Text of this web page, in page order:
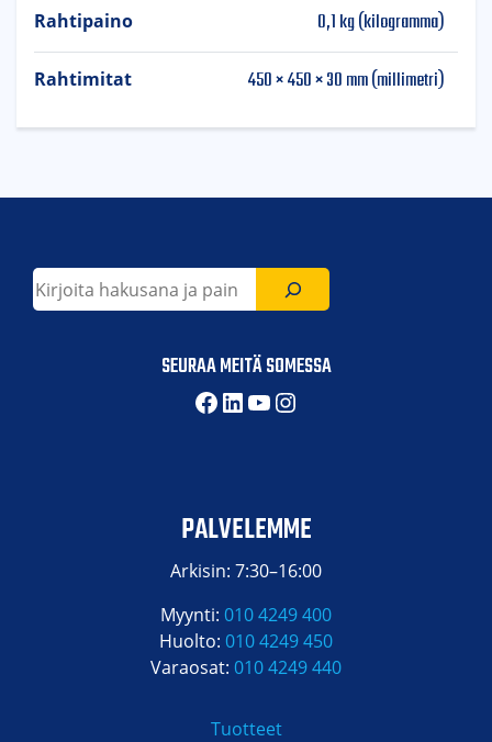
Rahtipaino 0,1 kg (kilogramma)
Rahtimitat 450 × 450 × 30 mm (millimetri)
Etsi
SEURAA MEITÄ SOMESSA
Facebook
LinkedIn
YouTube
Instagram
PALVELEMME
Arkisin: 7:30–16:00
Myynti: 010 4249 400
Huolto: 010 4249 450
Varaosat: 010 4249 440
Tuotteet